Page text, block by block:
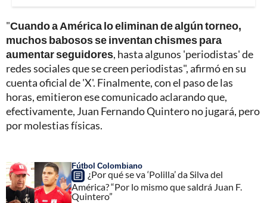
"Cuando a América lo eliminan de algún torneo,
muchos babosos se inventan chismes para
aumentar seguidores, hasta algunos 'periodistas' de
redes sociales que se creen periodistas", afirmó en su
cuenta oficial de 'X'. Finalmente, con el paso de las
horas, emitieron ese comunicado aclarando que,
efectivamente, Juan Fernando Quintero no jugará, pero
por molestias físicas.
Fútbol Colombiano
¿Por qué se va ‘Polilla’ da Silva del
América? “Por lo mismo que saldrá Juan F.
Quintero”